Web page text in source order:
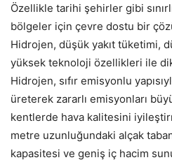
Özellikle tarihi şehirler gibi
bölgeler için çevre dostu bir
Hidrojen, düşük yakıt tüketimi,
yüksek teknoloji özellikleri ile
Hidrojen, sıfır emisyonlu
üreterek zararlı emisyonları
kentlerde hava kalitesini
metre uzunluğundaki alçak
kapasitesi ve geniş iç hacim